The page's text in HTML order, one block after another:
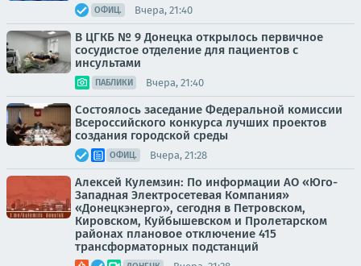
ОФИЦ. Вчера, 21:40
В ЦГКБ № 9 Донецка открылось первичное
сосудистое отделение для пациентов с
инсультами
ПАБЛИКИ Вчера, 21:40
Состоялось заседание Федеральной комиссии
Всероссийского конкурса лучших проектов
создания городской среды
ОФИЦ. Вчера, 21:28
Алексей Кулемзин: По информации АО «Юго-
Западная Электросетевая Компания»
«Донецкэнерго», сегодня в Петровском,
Кировском, Куйбышевском и Пролетарском
районах плановое отключение 415
трансформаторных подстанций